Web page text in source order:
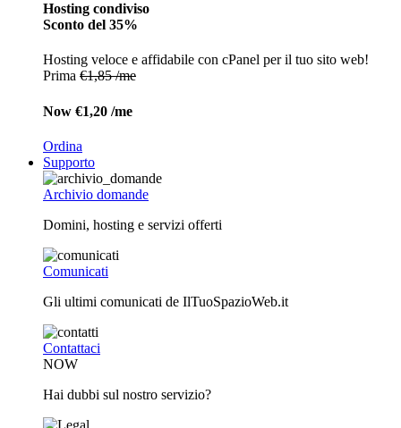
Hosting condiviso
Sconto del 35%
Hosting veloce e affidabile con cPanel per il tuo sito web!
Prima €1,85 /me
Now €1,20 /me
Ordina
Supporto
Archivio domande
Domini, hosting e servizi offerti
Comunicati
Gli ultimi comunicati de IlTuoSpazioWeb.it
Contattaci
NOW
Hai dubbi sul nostro servizio?